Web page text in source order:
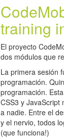
training
El proyecto
dos módulos que
La primera sesión
programación.
programación.
CSS3 y JavaScript
a nadie. Entre el
y el nervio, todos
(que funciona!)